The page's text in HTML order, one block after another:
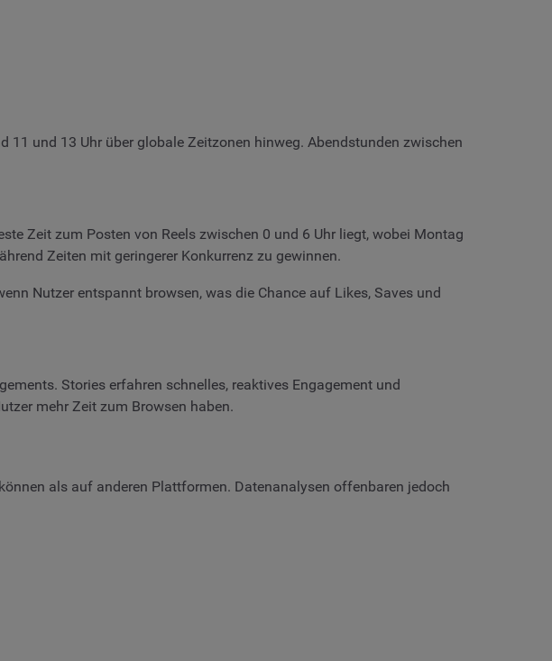
11 und 13 Uhr über globale Zeitzonen hinweg. Abendstunden zwischen
Zeit zum Posten von Reels zwischen 0 und 6 Uhr liegt, wobei Montag
Zeiten mit geringerer Konkurrenz zu gewinnen.
Nutzer entspannt browsen, was die Chance auf Likes, Saves und
Stories erfahren schnelles, reaktives Engagement und
mehr Zeit zum Browsen haben.
als auf anderen Plattformen. Datenanalysen offenbaren jedoch